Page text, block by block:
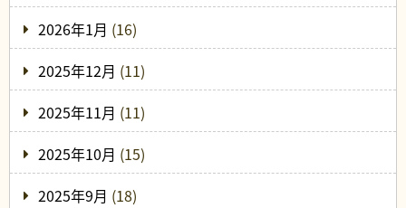
2026年1月 (16)
2025年12月 (11)
2025年11月 (11)
2025年10月 (15)
2025年9月 (18)